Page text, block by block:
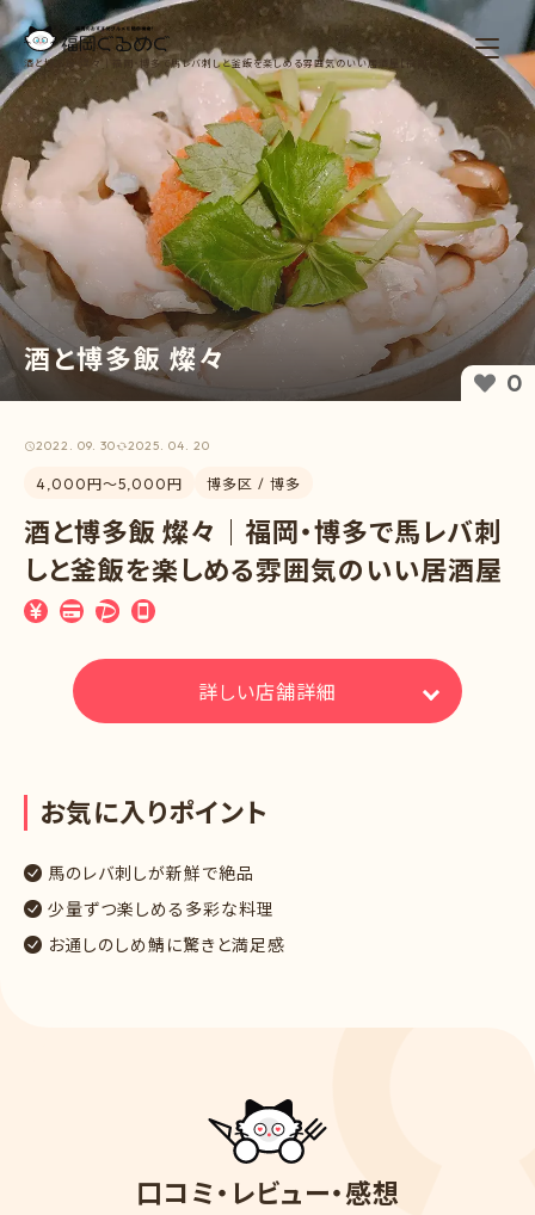
酒と博多飯 燦々｜福岡・博多で馬レバ刺しと釜飯を楽しめる雰囲気のいい居酒屋【福岡ぐるめ
ぐ】
酒と博多飯 燦々
0
2022. 09. 30 2025. 04. 20
4,000円〜5,000円 博多区 / 博多
酒と博多飯 燦々｜福岡・博多で馬レバ刺
しと釜飯を楽しめる雰囲気のいい居酒屋
詳しい店舗詳細
お気に入りポイント
馬のレバ刺しが新鮮で絶品
少量ずつ楽しめる多彩な料理
お通しのしめ鯖に驚きと満足感
口コ ミ ・ レビュー・感想